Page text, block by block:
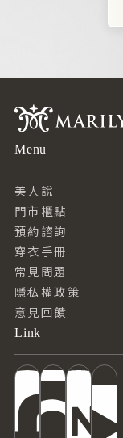
Menu
美人說
門市櫃點
預約諮詢
穿衣手冊
常見問題
隱私權政策
意見回饋
Link